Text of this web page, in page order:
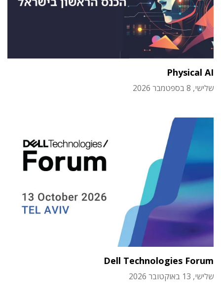
Physical AI
שלישי, 8 בספטמבר 2026
Dell Technologies Forum
שלישי, 13 באוקטובר 2026